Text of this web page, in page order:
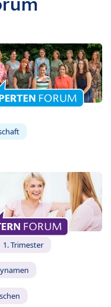
1. Trimester